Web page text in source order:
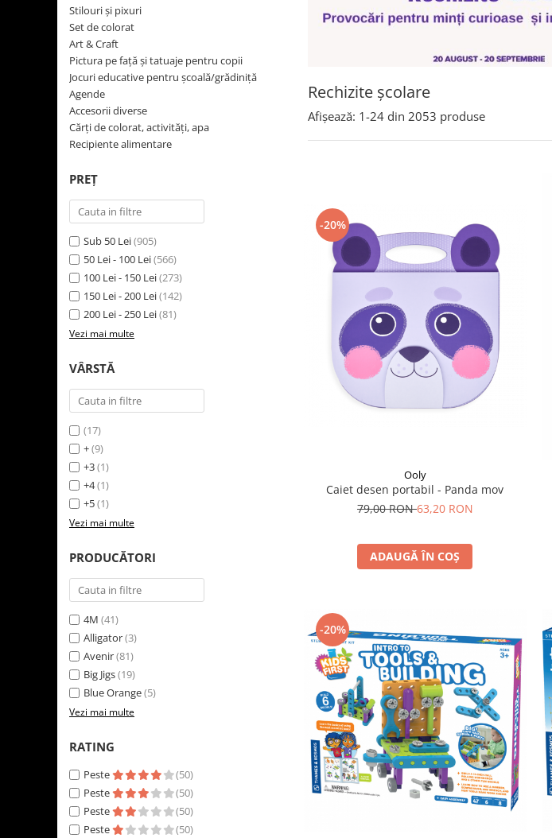
Jocuri cu dinozauri
Jucării de pluș
Jocuri educative pentru
școală/grădiniță
Cărţi de colorat, activități, apa
Accesorii diverse
LEGO Friends
LEGO Ninjago
LEGO Minecraft
LEGO DREAMZzz
LEGO Star Wars
LEGO Gabby s Dollhouse
LEGO Harry Potter
LEGO Marvel Super Heroes
LEGO Super Heroes DC
LEGO Super Mario
LEGO Jurassic World
LEGO Sonic the Hedgehog
LEGO Wicked
LEGO Creator Expert
LEGO Ideas
LEGO Speed Champions
Rechizite școlare
Stilouri și pixuri
Set de colorat
Art & Craft
Pictura pe față și tatuaje pentru copii
Jocuri educative pentru școală/grădiniță
Agende
Accesorii diverse
Cărţi de colorat, activități, apa
Recipiente alimentare
PREȚ
Sub 50 Lei(905)
50 Lei - 100 Lei(566)
100 Lei - 150 Lei(273)
150 Lei - 200 Lei(142)
200 Lei - 250 Lei(81)
Vezi mai multe
VÂRSTĂ
(17)
+(9)
+3(1)
+4(1)
+5(1)
Vezi mai multe
PRODUCĂTORI
4M (41)
Alligator(3)
Avenir(81)
Big Jigs(19)
Blue Orange(5)
Vezi mai multe
RATING
Peste
(50)
Peste
(50)
Peste
(50)
Peste
(50)
Afișează: 1-24 din 2053 produse
-20%
Ooly
Caiet desen portabil - Panda mov
79,00 RON63,20 RON
ADAUGĂ ÎN COȘ
-20%